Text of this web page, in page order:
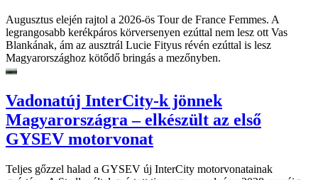
Augusztus elején rajtol a 2026-ös Tour de France Femmes. A
legrangosabb kerékpáros körversenyen ezúttal nem lesz ott Vas
Blankának, ám az ausztrál Lucie Fityus révén ezúttal is lesz
Magyarországhoz kötődő bringás a mezőnyben.
Vadonatúj InterCity-k jönnek
Magyarországra – elkészült az első
GYSEV motorvonat
Teljes gőzzel halad a GYSEV új InterCity motorvonatainak